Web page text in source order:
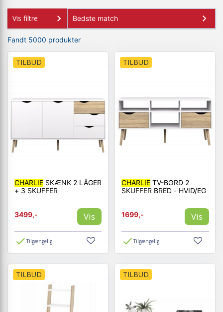
+
SOVEVÆRELSE
KONTORMØBLER
OPBEVARING
+
LAMPER
+
+
HAVEMØBLER
Vis filtre
Fandt 5000 produkter
TILBUD
CHARLIESKÆNK 2 LÅGER
+ 3 SKUFFER
3499,- Vis
Tilgængelig
TILBUD
CHARLIETV-BORD 2
SKUFFER BRED - HVID/EG
1699,- Vis
Tilgængelig
TILBUD TILBUD